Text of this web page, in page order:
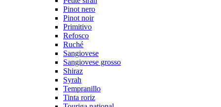
Pinot nero
Pinot noir
Primitivo
Refosco
Ruché
Sangiovese
Sangiovese grosso
Shiraz
Syrah
Tempranillo
Tinta roriz